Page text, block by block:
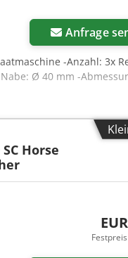
Anfrage
-Anzahl: 3x
Ø 40 mm -
Horse